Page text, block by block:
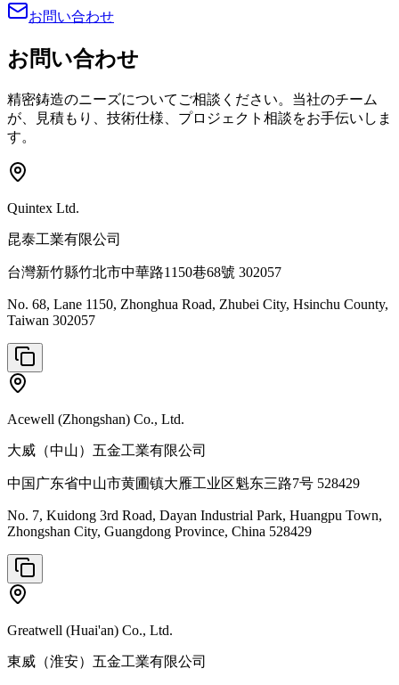
お問い合わせ
お問い合わせ
精密鋳造のニーズについてご相談ください。当社のチーム
が、見積もり、技術仕様、プロジェクト相談をお手伝いしま
す。
Quintex Ltd.
昆泰工業有限公司
台灣新竹縣竹北市中華路1150巷68號 302057
No. 68, Lane 1150, Zhonghua Road, Zhubei City, Hsinchu County,
Taiwan 302057
Acewell (Zhongshan) Co., Ltd.
大威（中山）五金工業有限公司
中国广东省中山市黄圃镇大雁工业区魁东三路7号 528429
No. 7, Kuidong 3rd Road, Dayan Industrial Park, Huangpu Town,
Zhongshan City, Guangdong Province, China 528429
Greatwell (Huai'an) Co., Ltd.
東威（淮安）五金工業有限公司